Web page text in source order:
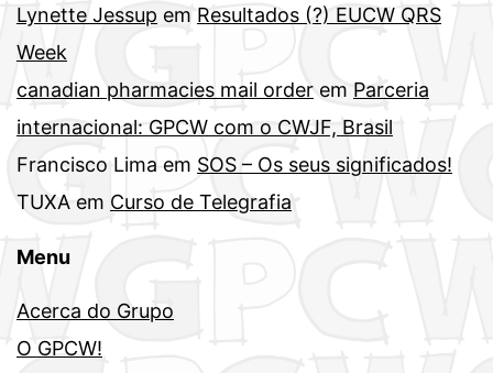
Lynette Jessup em Resultados (?) EUCW QRS
Week
canadian pharmacies mail order em Parceria
internacional: GPCW com o CWJF, Brasil
Francisco Lima em SOS – Os seus significados!
TUXA em Curso de Telegrafia
Menu
Acerca do Grupo
O GPCW!